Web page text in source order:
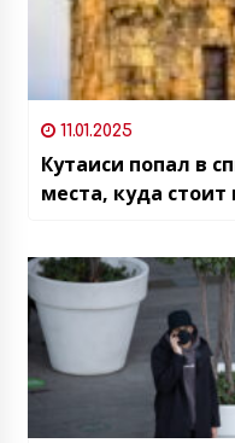
11.01.2025
Кутаиси попал в
места, куда стоит